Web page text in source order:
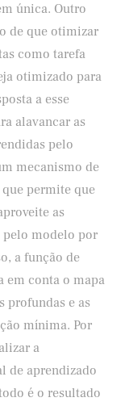
única. Outro
de que otimizar
como tarefa
otimizado para
a esse
alavancar as
pelo
mecanismo de
permite que
as
pelo modelo por
a função de
em conta o mapa
profundas e as
mínima. Por
a
de aprendizado
é o resultado